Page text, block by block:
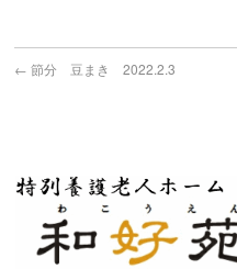
← 節分 豆まき 2022.2.3